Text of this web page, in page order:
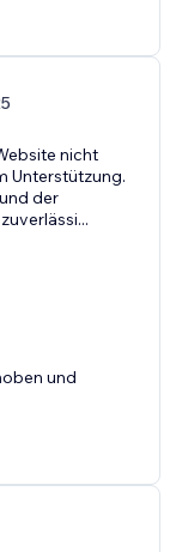
nicht
Unterstützung.
der
...
und